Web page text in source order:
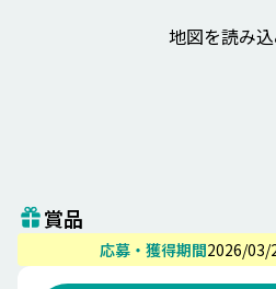
地図を読み
賞品
応募・獲得期間2026/03/